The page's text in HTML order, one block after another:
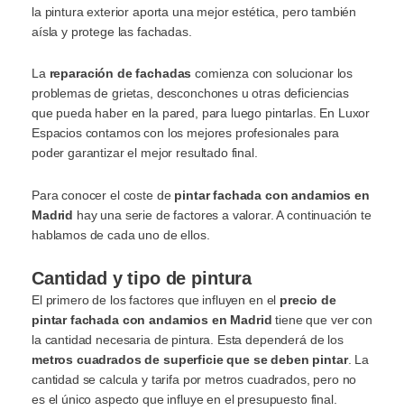
la pintura exterior aporta una mejor estética, pero también
aísla y protege las fachadas.
La reparación de fachadas comienza con solucionar los
problemas de grietas, desconchones u otras deficiencias
que pueda haber en la pared, para luego pintarlas. En Luxor
Espacios contamos con los mejores profesionales para
poder garantizar el mejor resultado final.
Para conocer el coste de pintar fachada con andamios en
Madrid hay una serie de factores a valorar. A continuación te
hablamos de cada uno de ellos.
Cantidad y tipo de pintura
El primero de los factores que influyen en el precio de
pintar fachada con andamios en Madrid tiene que ver con
la cantidad necesaria de pintura. Esta dependerá de los
metros cuadrados de superficie que se deben pintar. La
cantidad se calcula y tarifa por metros cuadrados, pero no
es el único aspecto que influye en el presupuesto final.